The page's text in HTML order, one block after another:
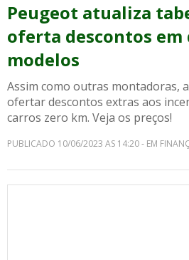
Peugeot atualiza
oferta descontos em
modelos
Assim como outras montadoras,
ofertar descontos extras aos
carros zero km. Veja os preços!
PUBLICADO 10/06/2023 AS 14:20 - EM